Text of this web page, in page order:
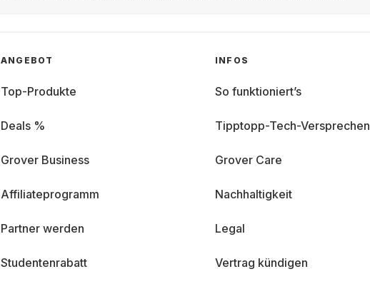
ANGEBOT
Top-Produkte
Deals %
Grover Business
Affiliateprogramm
Partner werden
Studentenrabatt
INFOS
So funktioniert’s
Tipptopp-Tech-Versprechen
Grover Care
Nachhaltigkeit
Legal
Vertrag kündigen